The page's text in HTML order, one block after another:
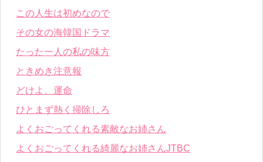
この人生は初めなので
その女の海韓国ドラマ
たった一人の私の味方
ときめき注意報
どけよ、運命
ひとまず熱く掃除しろ
よくおごってくれる素敵なお姉さん
よくおごってくれる綺麗なお姉さんJTBC